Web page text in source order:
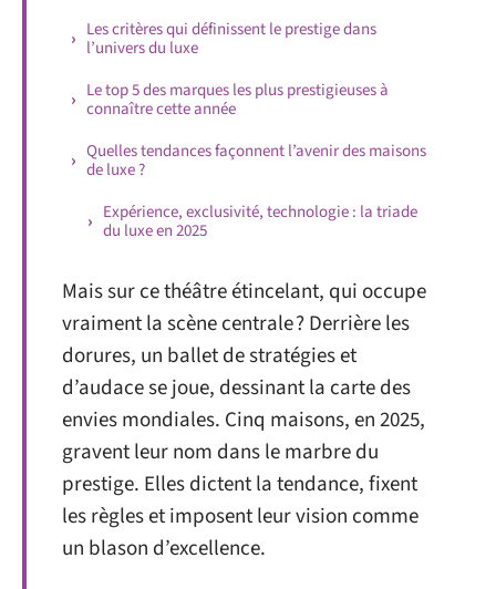
Les critères qui définissent le prestige dans
l’univers du luxe
Le top 5 des marques les plus prestigieuses à
connaître cette année
Quelles tendances façonnent l’avenir des maisons
de luxe ?
Expérience, exclusivité, technologie : la triade
du luxe en 2025
Mais sur ce théâtre étincelant, qui occupe
vraiment la scène centrale ? Derrière les
dorures, un ballet de stratégies et
d’audace se joue, dessinant la carte des
envies mondiales. Cinq maisons, en 2025,
gravent leur nom dans le marbre du
prestige. Elles dictent la tendance, fixent
les règles et imposent leur vision comme
un blason d’excellence.